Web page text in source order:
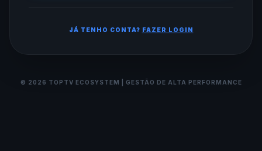
JÁ TENHO CONTA? FAZER LOGIN
© 2026 TOPTV ECOSYSTEM | GESTÃO DE ALTA PERFORMANCE